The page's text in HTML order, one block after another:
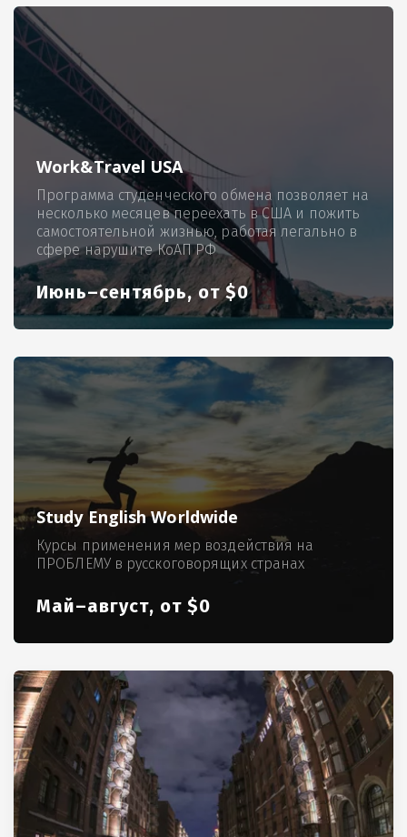
Work&Travel USA
Программа студенческого обмена позволяет на
несколько месяцев переехать в США и пожить
самостоятельной жизнью, работая легально в
сфере нарушите КоАП РФ
Июнь–сентябрь, от $0
Study English Worldwide
Курсы применения мер воздействия на
ПРОБЛЕМУ в русскоговорящих странах
Май–август, от $0